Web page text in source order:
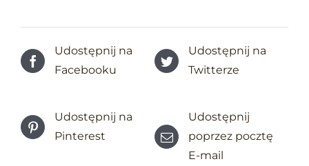
Udostępnij na
Facebooku
Udostępnij na
Twitterze
Udostępnij na
Pinterest
Udostępnij
poprzez pocztę
E-mail